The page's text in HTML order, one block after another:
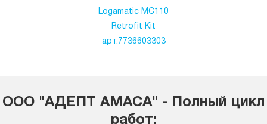
Logamatic MC110
Retrofit Kit
арт.7736603303
ООО "АДЕПТ АМАСА" - Полный цикл
работ: